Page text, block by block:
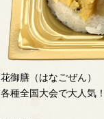
花御膳（はなごぜん）
各種全国大会で大人気